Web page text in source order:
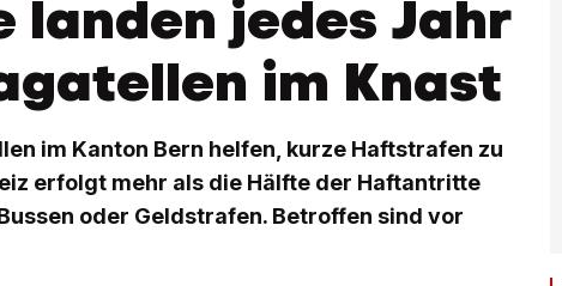
landen jedes Jahr
im Knast
im Kanton Bern helfen, kurze Haftstrafen zu
erfolgt mehr als die Hälfte der Haftantritte
oder Geldstrafen. Betroffen sind vor